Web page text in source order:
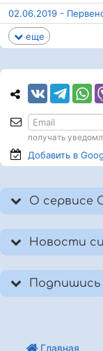
02.06.2019 -
еще
получать
Добавить в
О сервисе
Новости
Подпишись
Главная